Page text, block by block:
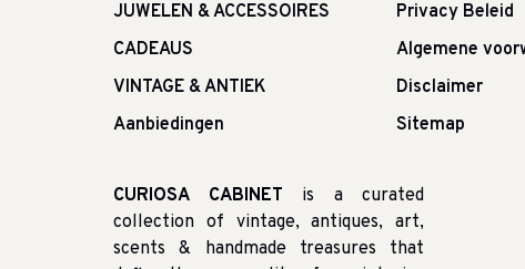
JUWELEN & ACCESSOIRES
CADEAUS
VINTAGE & ANTIEK
Aanbiedingen
Privacy Beleid
Algemene
Disclaimer
Sitemap
CURIOSA CABINET is a curated
collection of vintage, antiques, art,
scents & handmade treasures that